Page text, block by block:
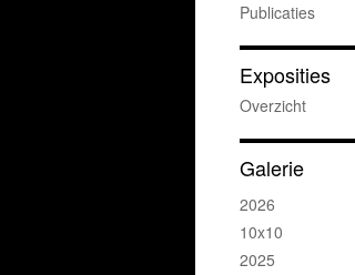
Publicaties
Exposities
Overzicht
Galerie
2026
10x10
2025